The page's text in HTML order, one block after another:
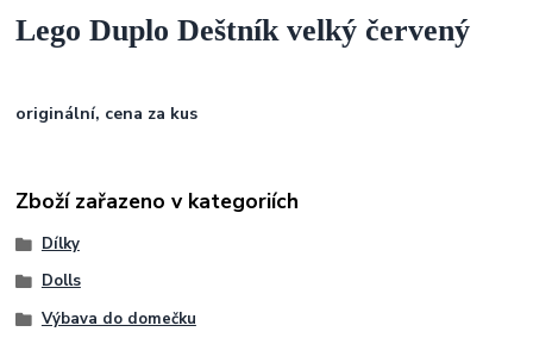
Lego Duplo Deštník velký červený
originální, cena za kus
Zboží zařazeno v kategoriích
Dílky
Dolls
Výbava do domečku